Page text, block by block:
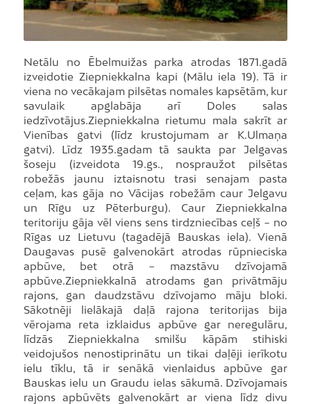
Netālu no Ēbelmuižas parka atrodas 1871.gadā
izveidotie Ziepniekkalna kapi (Mālu iela 19). Tā ir
viena no vecākajam pilsētas nomales kapsētām, kur
savulaik apglabāja arī Doles salas
iedzīvotājus.Ziepniekkalna rietumu mala sakrīt ar
Vienības gatvi (līdz krustojumam ar K.Ulmaņa
gatvi). Līdz 1935.gadam tā saukta par Jelgavas
šoseju (izveidota 19.gs., nospraužot pilsētas
robežās jaunu iztaisnotu trasi senajam pasta
ceļam, kas gāja no Vācijas robežām caur Jelgavu
un Rīgu uz Pēterburgu). Caur Ziepniekkalna
teritoriju gāja vēl viens sens tirdzniecības ceļš − no
Rīgas uz Lietuvu (tagadējā Bauskas iela). Vienā
Daugavas pusē galvenokārt atrodas rūpnieciska
apbūve, bet otrā − mazstāvu dzīvojamā
apbūve.Ziepniekkalnā atrodams gan privātmāju
rajons, gan daudzstāvu dzīvojamo māju bloki.
Sākotnēji lielākajā daļā rajona teritorijas bija
vērojama reta izklaidus apbūve gar neregulāru,
līdzās Ziepniekkalna smilšu kāpām stihiski
veidojušos nenostiprinātu un tikai daļēji ierīkotu
ielu tīklu, tā ir senākā vienlaidus apbūve gar
Bauskas ielu un Graudu ielas sākumā. Dzīvojamais
rajons apbūvēts galvenokārt ar viena līdz divu